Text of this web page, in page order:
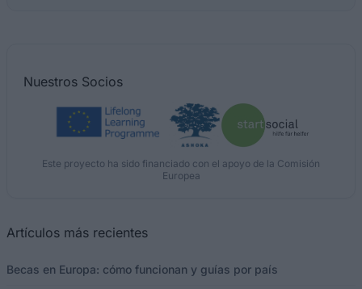
Nuestros Socios
Este proyecto ha sido financiado con el apoyo de la Comisión
Europea
Artículos más recientes
Becas en Europa: cómo funcionan y guías por país